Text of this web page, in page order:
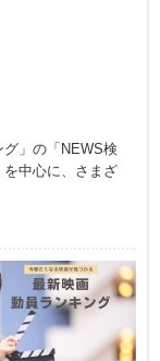
」の「NEWS検
を中心に、さまざ